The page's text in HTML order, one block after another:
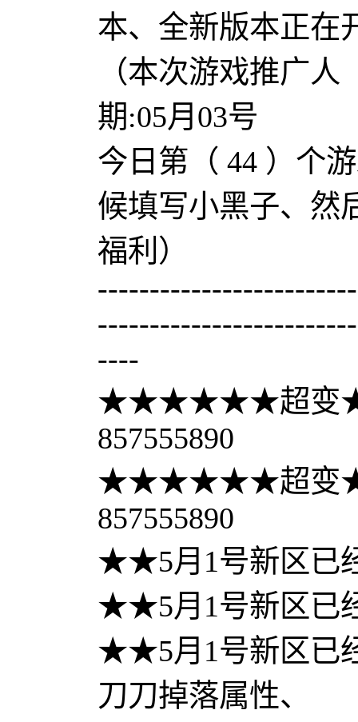
本、全新版本正在
（本次游戏推广
期:05月03号
今日第（ 44 ）个
候填写小黑子、然
福利）
----
★★★★★★超变
857555890
★★★★★★超变
857555890
★★5月1号新区
★★5月1号新区
★★5月1号新区
刀刀掉落属性、